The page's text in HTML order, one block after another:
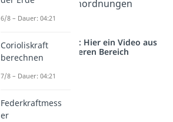
in andere Größenordnungen
umrechnen?
Studyflix vernetzt: Hier ein Video aus
einem anderen Bereich
6/8 – Dauer: 04:21
Corioliskraft
berechnen
7/8 – Dauer: 04:21
Federkraftmess
er